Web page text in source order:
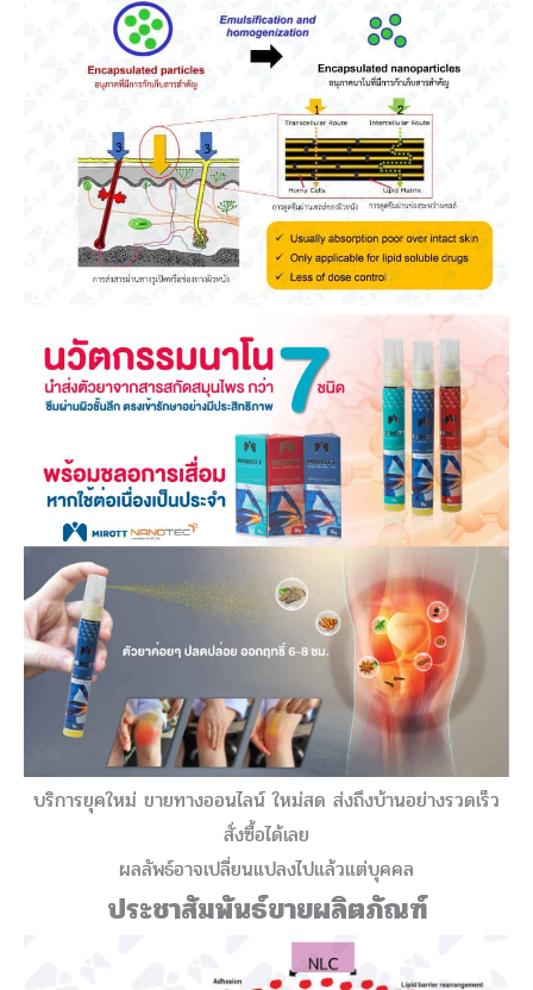
บริการยุคใหม่ ขายทางออนไลน์ ใหม่สด ส่งถึงบ้านอย่างรวดเร็ว
สั่งซื้อได้เลย
ผลลัพธ์อาจเปลี่ยนแปลงไปแล้วแต่บุคคล
ประชาสัมพันธ์ขายผลิตภัณฑ์